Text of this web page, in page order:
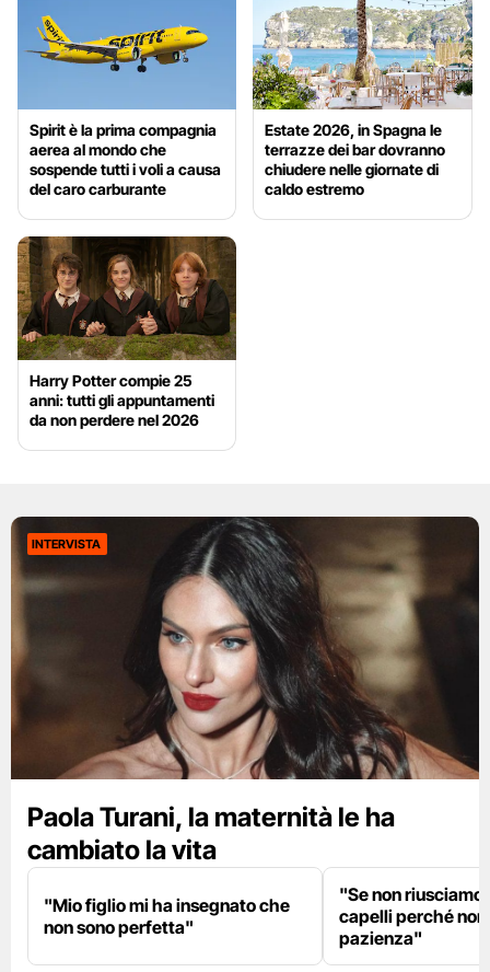
Spirit è la prima compagnia
aerea al mondo che
sospende tutti i voli a causa
del caro carburante
Estate 2026, in Spagna le
terrazze dei bar dovranno
chiudere nelle giornate di
caldo estremo
Harry Potter compie 25
anni: tutti gli appuntamenti
da non perdere nel 2026
INTERVISTA
Paola Turani, la maternità le ha
cambiato la vita
"Mio figlio mi ha insegnato che
non sono perfetta"
"Se non riusciamo
capelli perché
pazienza"